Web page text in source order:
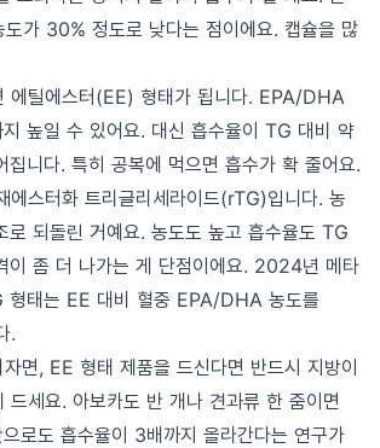
가 30% 정도로 낮다는 점이에요. 캡슐을 많
에틸에스터(EE) 형태가 됩니다. EPA/DHA
높일 수 있어요. 대신 흡수율이 TG 대비 약
니다. 특히 공복에 먹으면 흡수가 확 줄어요.
에스터화 트리글리세라이드(rTG)입니다. 농
되돌린 거예요. 농도도 높고 흡수율도 TG
이 좀 더 나가는 게 단점이에요. 2024년 메타
형태는 EE 대비 혈중 EPA/DHA 농도를
.
면, EE 형태 제품을 드신다면 반드시 지방이
드세요. 아보카도 반 개나 견과류 한 줌이면
로도 흡수율이 3배까지 올라간다는 연구가